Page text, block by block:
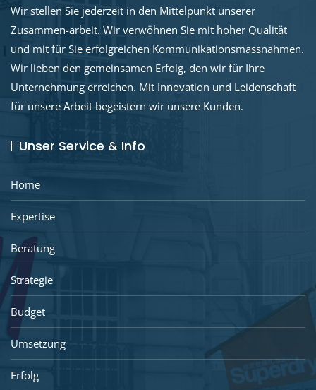
Wir stellen Sie jederzeit in den Mittelpunkt unserer
Zusammen-arbeit. Wir verwöhnen Sie mit hoher Qualität
und mit für Sie erfolgreichen Kommunikationsmassnahmen.
Wir lieben den gemeinsamen Erfolg, den wir für Ihre
Unternehmung erreichen. Mit Innovation und Leidenschaft
für unsere Arbeit begeistern wir unsere Kunden.
Unser Service & Info
Home
Expertise
Beratung
Strategie
Budget
Umsetzung
Erfolg